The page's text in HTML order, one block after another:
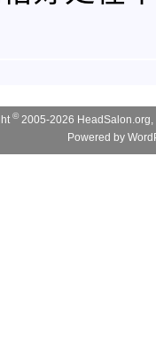
© 2005-2026
Powered by